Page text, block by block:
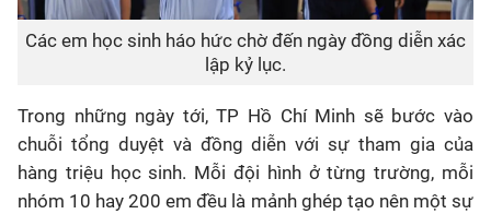
Các em học sinh háo hức chờ đến ngày đồng diễn xác
lập kỷ lục.
Trong những ngày tới, TP Hồ Chí Minh sẽ bước vào
chuỗi tổng duyệt và đồng diễn với sự tham gia của
hàng triệu học sinh. Mỗi đội hình ở từng trường, mỗi
nhóm 10 hay 200 em đều là mảnh ghép tạo nên một sự